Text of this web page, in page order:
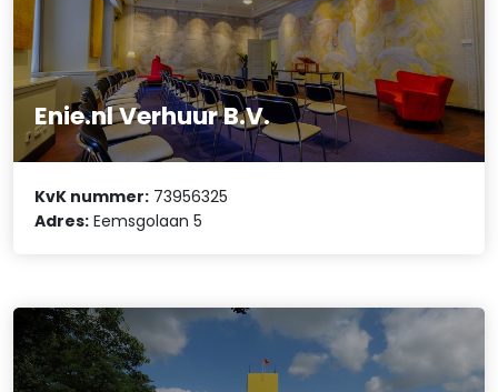
Enie.nl Verhuur B.V.
KvK nummer: 73956325
Adres: Eemsgolaan 5